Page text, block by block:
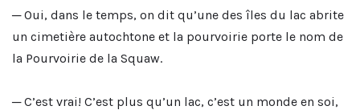
─ Oui, dans le temps, on dit qu’une des îles du lac abrite
un cimetière autochtone et la pourvoirie porte le nom de
la Pourvoirie de la Squaw.
─ C’est vrai! C’est plus qu’un lac, c’est un monde en soi,